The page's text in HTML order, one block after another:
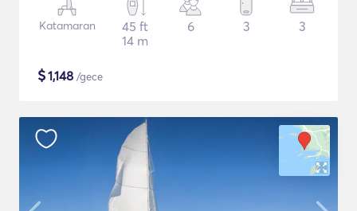
Katamaran
45 ft
14 m
6 3 3
$1,148 /gece